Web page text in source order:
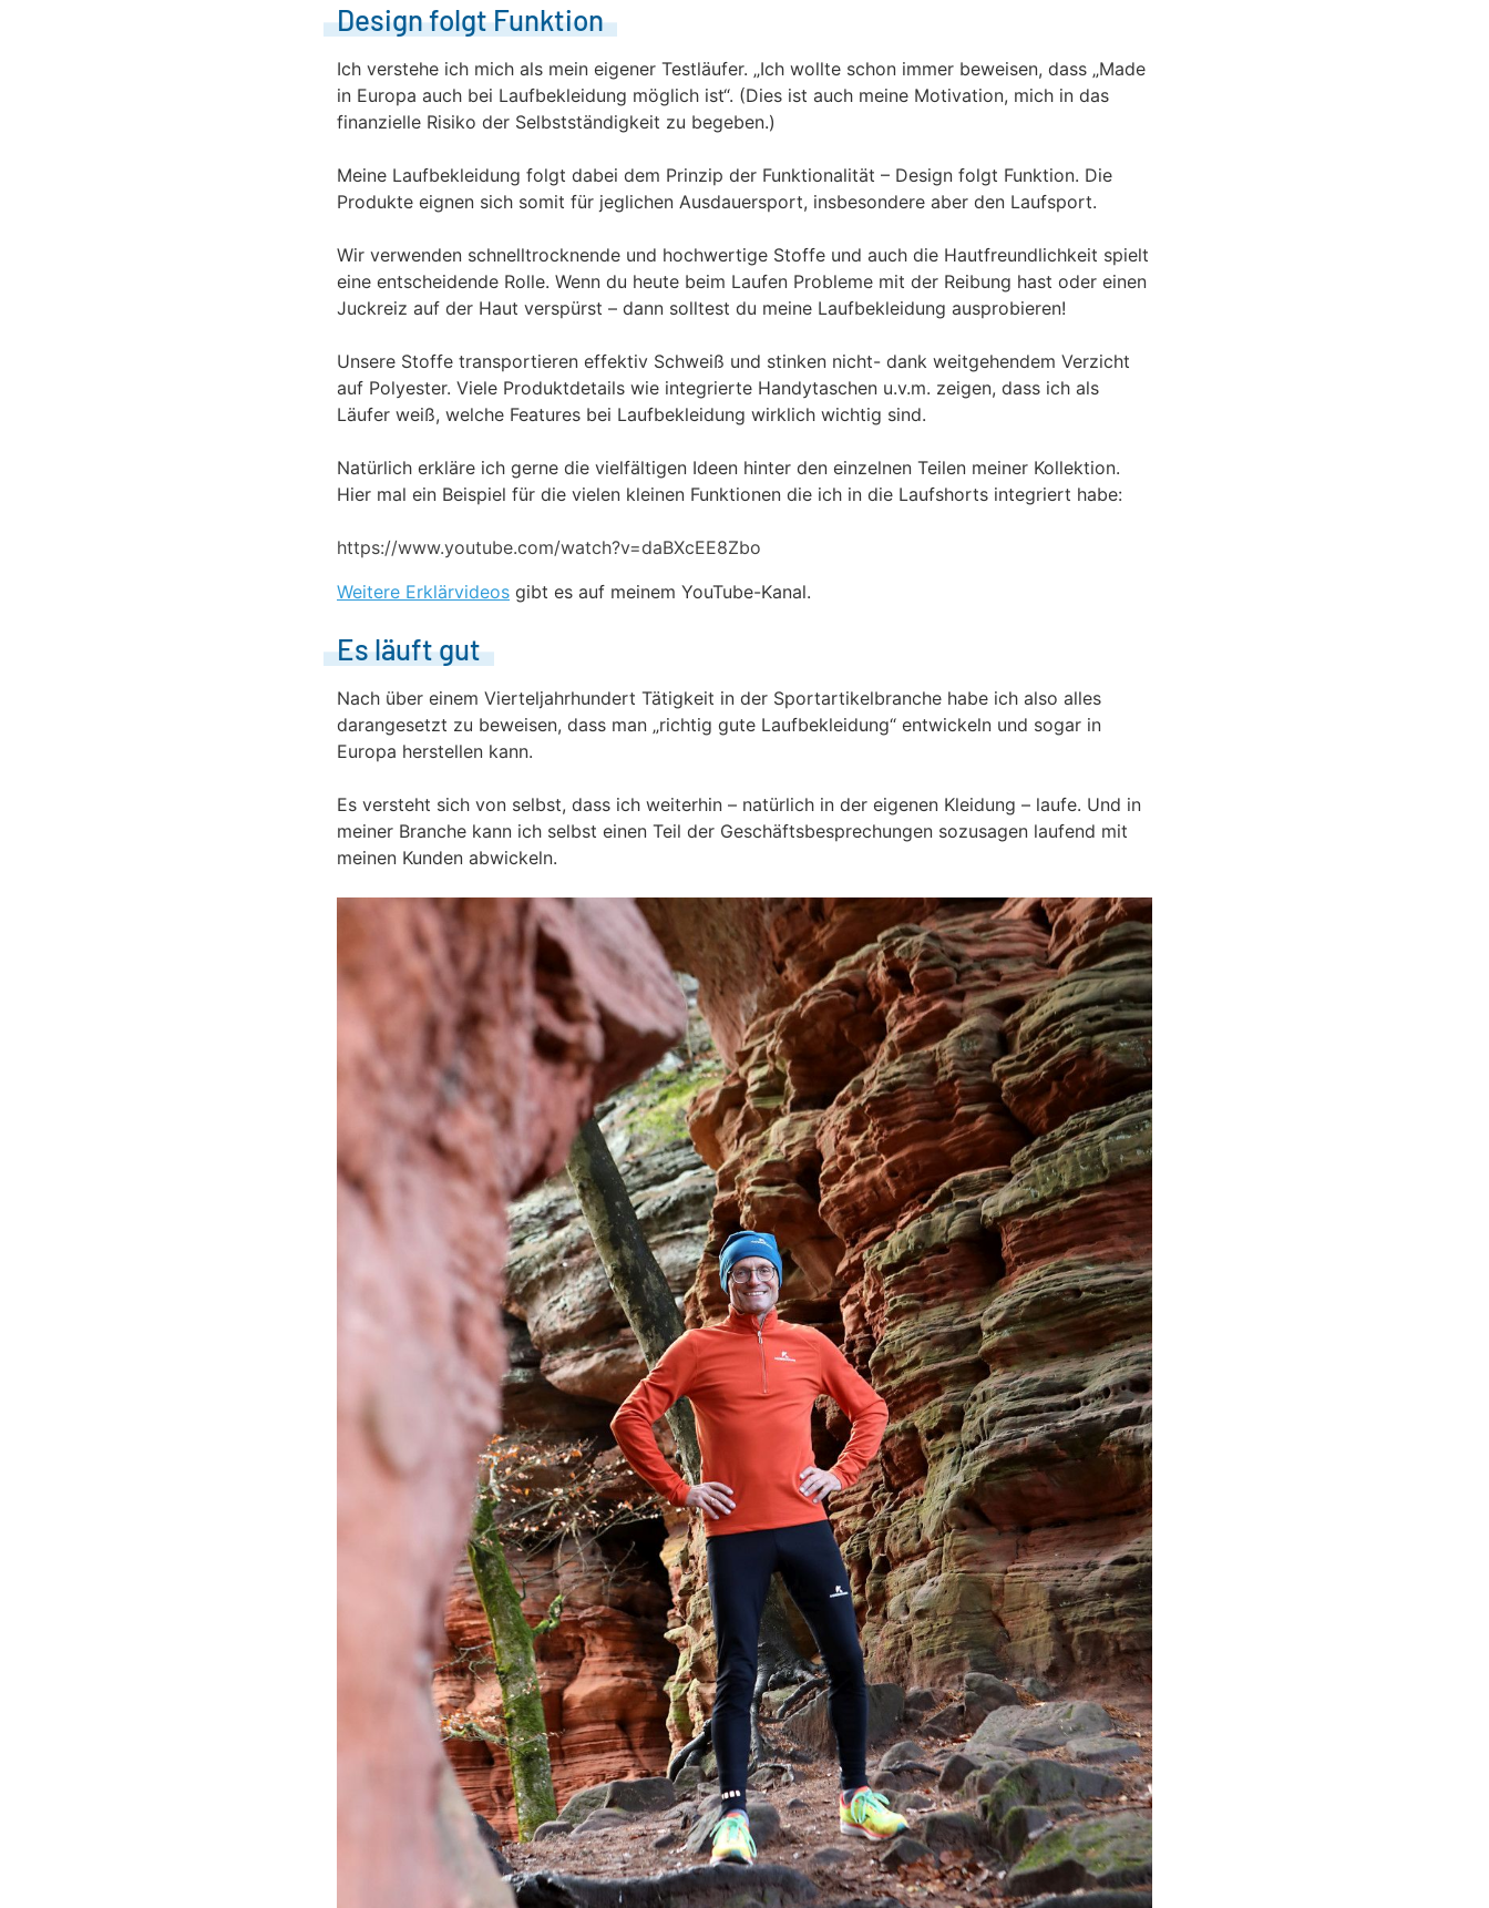
Design folgt Funktion
Ich verstehe ich mich als mein eigener Testläufer. „Ich wollte schon immer beweisen, dass „Made
in Europa auch bei Laufbekleidung möglich ist“. (Dies ist auch meine Motivation, mich in das
finanzielle Risiko der Selbstständigkeit zu begeben.)
Meine Laufbekleidung folgt dabei dem Prinzip der Funktionalität – Design folgt Funktion. Die
Produkte eignen sich somit für jeglichen Ausdauersport, insbesondere aber den Laufsport.
Wir verwenden schnelltrocknende und hochwertige Stoffe und auch die Hautfreundlichkeit spielt
eine entscheidende Rolle. Wenn du heute beim Laufen Probleme mit der Reibung hast oder einen
Juckreiz auf der Haut verspürst – dann solltest du meine Laufbekleidung ausprobieren!
Unsere Stoffe transportieren effektiv Schweiß und stinken nicht- dank weitgehendem Verzicht
auf Polyester. Viele Produktdetails wie integrierte Handytaschen u.v.m. zeigen, dass ich als
Läufer weiß, welche Features bei Laufbekleidung wirklich wichtig sind.
Natürlich erkläre ich gerne die vielfältigen Ideen hinter den einzelnen Teilen meiner Kollektion.
Hier mal ein Beispiel für die vielen kleinen Funktionen die ich in die Laufshorts integriert habe:
https://www.youtube.com/watch?v=daBXcEE8Zbo
Weitere Erklärvideos gibt es auf meinem YouTube-Kanal.
Es läuft gut
Nach über einem Vierteljahrhundert Tätigkeit in der Sportartikelbranche habe ich also alles
darangesetzt zu beweisen, dass man „richtig gute Laufbekleidung“ entwickeln und sogar in
Europa herstellen kann.
Es versteht sich von selbst, dass ich weiterhin – natürlich in der eigenen Kleidung – laufe. Und in
meiner Branche kann ich selbst einen Teil der Geschäftsbesprechungen sozusagen laufend mit
meinen Kunden abwickeln.